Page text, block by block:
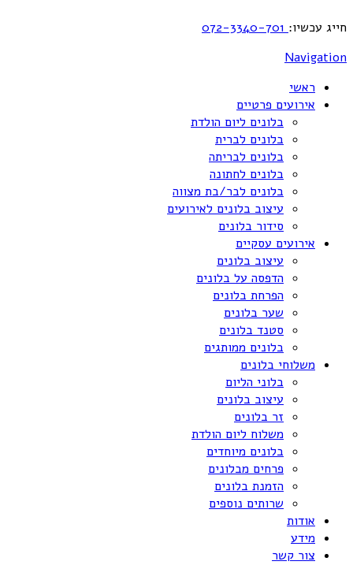
חייג עכשיו:
Navigation
ראשי
אירועים פרטיים
בלונים ליום הולדת
בלונים לברית
בלונים לבריתה
בלונים לחתונה
בלונים לבר/בת מצווה
עיצוב בלונים לאירועים
סידור בלונים
אירועים עסקיים
עיצוב בלונים
הדפסה על בלונים
הפרחת בלונים
שער בלונים
סטנד בלונים
בלונים ממותגים
משלוחי בלונים
בלוני הליום
עיצוב בלונים
זר בלונים
משלוח ליום הולדת
בלונים מיוחדים
פרחים מבלונים
הזמנת בלונים
שרותים נוספים
אודות
מידע
צור קשר